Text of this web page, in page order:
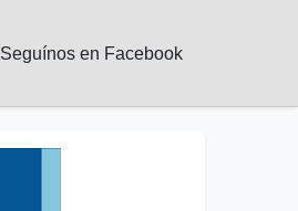
Seguínos en Facebook